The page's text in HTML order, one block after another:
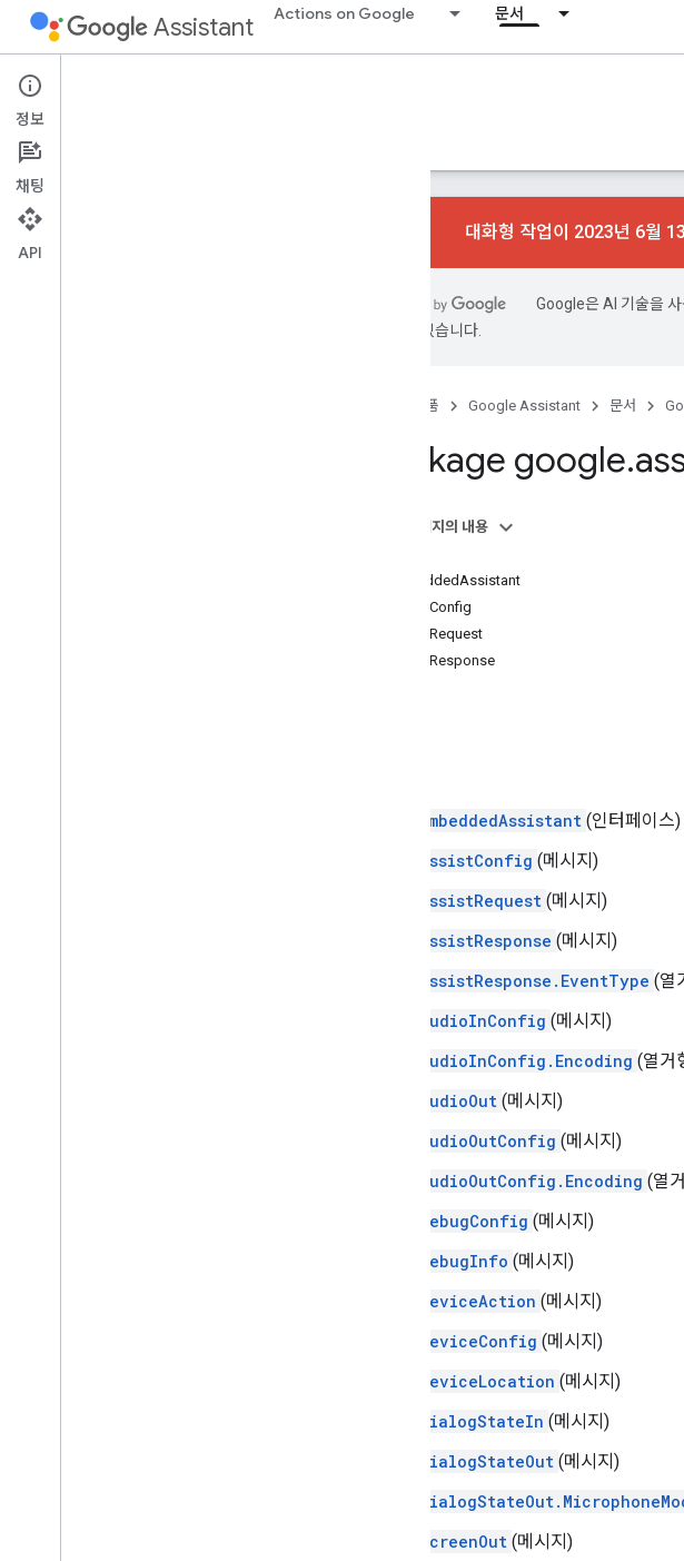
Assistant Actions on Google 문서
Google Assistant SDK
가이드
대화형 작업이 2023년 6월
Google은 AI 기술을
있을 수 있습니다.
제품 Google Assistant 문서
Package google.
이 페이지의 내용
EmbeddedAssistant
AssistConfig
AssistRequest
AssistResponse
EmbeddedAssistant (인터페이스)
AssistConfig (메시지)
AssistRequest (메시지)
AssistResponse (메시지)
AssistResponse.EventType (열
AudioInConfig (메시지)
AudioInConfig.Encoding (열거
AudioOut (메시지)
AudioOutConfig (메시지)
AudioOutConfig.Encoding (열
DebugConfig (메시지)
DebugInfo (메시지)
DeviceAction (메시지)
DeviceConfig (메시지)
DeviceLocation (메시지)
DialogStateIn (메시지)
DialogStateOut (메시지)
ScreenOut (메시지)
정보
채팅
API